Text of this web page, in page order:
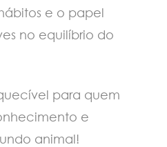
e o papel
no equilíbrio do
para quem
e
animal!